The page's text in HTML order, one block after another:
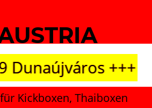
+++
Kickboxen, Thaiboxen